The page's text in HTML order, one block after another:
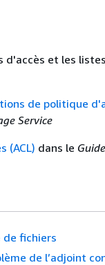
et les
de politique
Service
(ACL) dans le
de fichiers
de l’adjoint